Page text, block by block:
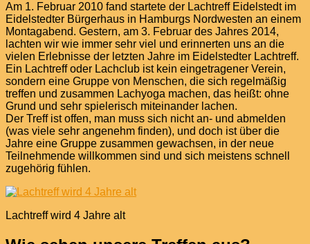
Am 1. Februar 2010 fand startete der Lachtreff Eidelstedt im
Eidelstedter Bürgerhaus in Hamburgs Nordwesten an einem
Montagabend. Gestern, am 3. Februar des Jahres 2014,
lachten wir wie immer sehr viel und erinnerten uns an die
vielen Erlebnisse der letzten Jahre im Eidelstedter Lachtreff.
Ein Lachtreff oder Lachclub ist kein eingetragener Verein,
sondern eine Gruppe von Menschen, die sich regelmäßig
treffen und zusammen Lachyoga machen, das heißt: ohne
Grund und sehr spielerisch miteinander lachen.
Der Treff ist offen, man muss sich nicht an- und abmelden
(was viele sehr angenehm finden), und doch ist über die
Jahre eine Gruppe zusammen gewachsen, in der neue
Teilnehmende willkommen sind und sich meistens schnell
zugehörig fühlen.
Lachtreff wird 4 Jahre alt